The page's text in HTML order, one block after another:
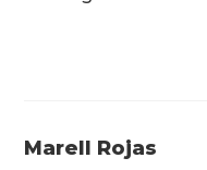
Marell Rojas